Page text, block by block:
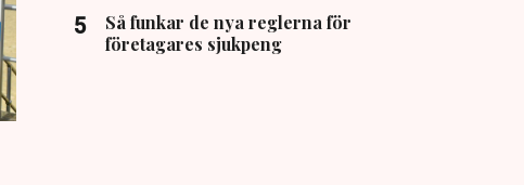
Så funkar de nya reglerna för
företagares sjukpeng